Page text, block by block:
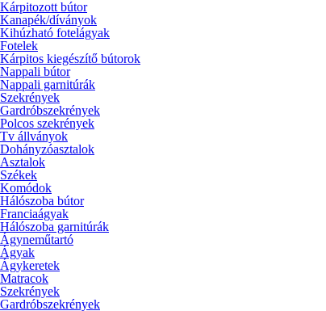
Kárpitozott bútor
Kanapék/díványok
Kihúzható fotelágyak
Fotelek
Kárpitos kiegészítő bútorok
Nappali bútor
Nappali garnitúrák
Szekrények
Gardróbszekrények
Polcos szekrények
Tv állványok
Dohányzóasztalok
Asztalok
Székek
Komódok
Hálószoba bútor
Franciaágyak
Hálószoba garnitúrák
Ágyneműtartó
Ágyak
Ágykeretek
Matracok
Szekrények
Gardróbszekrények